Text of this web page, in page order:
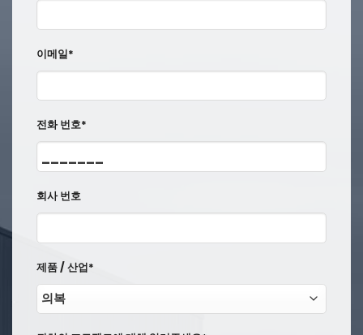
이메일*
전화 번호*
회사 번호
제품 / 산업*